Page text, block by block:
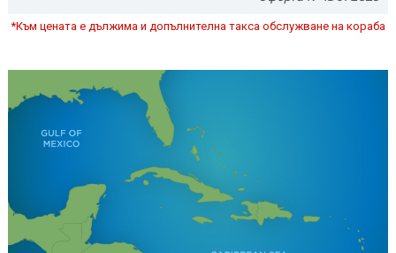
*Към цената е дължима и допълнителна такса обслужване на кораба